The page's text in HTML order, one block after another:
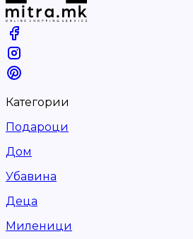
Категории
Подароци
Дом
Убавина
Деца
Миленици